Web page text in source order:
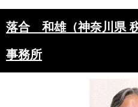
落合 和雄（神奈川県
事務所